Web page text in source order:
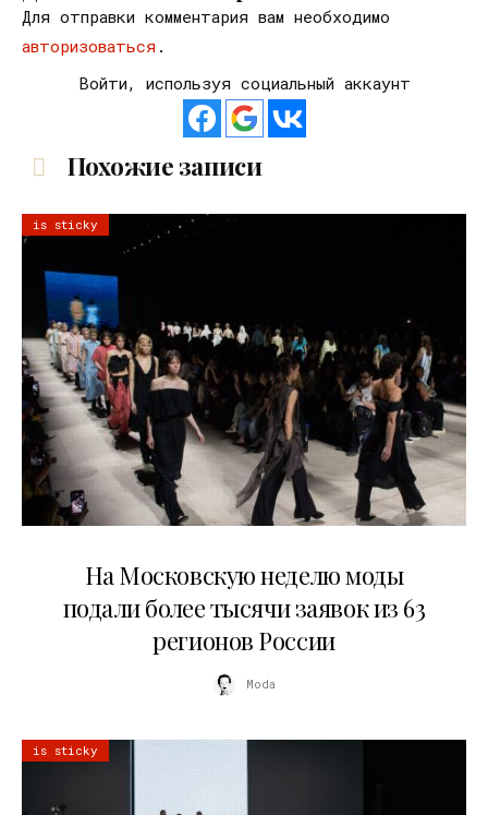
Для отправки комментария вам необходимо
авторизоваться .
Войти, используя социальный аккаунт
Похожие записи
is sticky
На Московскую неделю моды
подали более тысячи заявок из 63
регионов России
Moda
is sticky